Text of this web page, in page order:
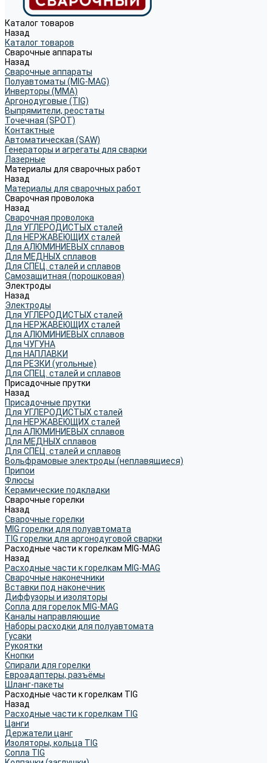
Каталог товаров
Назад
Каталог товаров
Сварочные аппараты
Назад
Сварочные аппараты
Полуавтоматы (MIG-MAG)
Инверторы (MMA)
Аргонодуговые (TIG)
Выпрямители, реостаты
Точечная (SPOT)
Контактные
Автоматическая (SAW)
Генераторы и агрегаты для сварки
Лазерные
Материалы для сварочных работ
Назад
Материалы для сварочных работ
Сварочная проволока
Назад
Сварочная проволока
Для УГЛЕРОДИСТЫХ сталей
Для НЕРЖАВЕЮЩИХ сталей
Для АЛЮМИНИЕВЫХ сплавов
Для МЕДНЫХ сплавов
Для СПЕЦ. сталей и сплавов
Самозащитная (порошковая)
Электроды
Назад
Электроды
Для УГЛЕРОДИСТЫХ сталей
Для НЕРЖАВЕЮЩИХ сталей
Для АЛЮМИНИЕВЫХ сплавов
Для ЧУГУНА
Для НАПЛАВКИ
Для РЕЗКИ (угольные)
Для СПЕЦ. сталей и сплавов
Присадочные прутки
Назад
Присадочные прутки
Для УГЛЕРОДИСТЫХ сталей
Для НЕРЖАВЕЮЩИХ сталей
Для АЛЮМИНИЕВЫХ сплавов
Для МЕДНЫХ сплавов
Для СПЕЦ. сталей и сплавов
Вольфрамовые электроды (неплавящиеся)
Припои
Флюсы
Керамические подкладки
Сварочные горелки
Назад
Сварочные горелки
MIG горелки для полуавтомата
TIG горелки для аргонодуговой сварки
Расходные части к горелкам MIG-MAG
Назад
Расходные части к горелкам MIG-MAG
Сварочные наконечники
Вставки под наконечник
Диффузоры и изоляторы
Сопла для горелок MIG-MAG
Каналы направляющие
Наборы расходки для полуавтомата
Гусаки
Рукоятки
Кнопки
Спирали для горелки
Евроадаптеры, разъёмы
Шланг-пакеты
Расходные части к горелкам TIG
Назад
Расходные части к горелкам TIG
Цанги
Держатели цанг
Изоляторы, кольца TIG
Сопла TIG